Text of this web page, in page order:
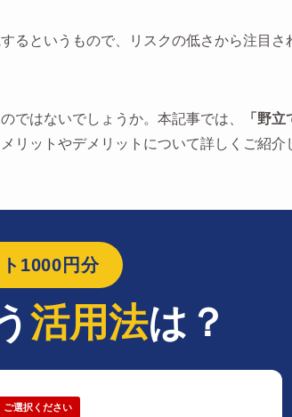
るというもので、リスクの低さから注目さ
ではないでしょうか。本記事では、
「野立
リットやデメリットについて詳しくご紹介
1000円分
活用法は？
ご選択ください